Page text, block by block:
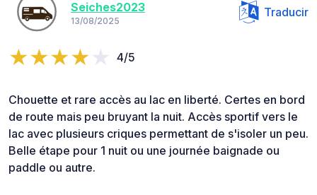
Seiches2023
13/08/2025
Traducir
4/5
Chouette et rare accès au lac en liberté. Certes en bord
de route mais peu bruyant la nuit. Accès sportif vers le
lac avec plusieurs criques permettant de s'isoler un peu.
Belle étape pour 1 nuit ou une journée baignade ou
paddle ou autre.